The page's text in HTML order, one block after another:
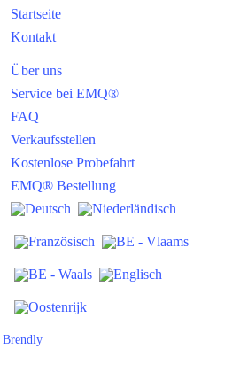
Startseite
Kontakt
Über uns
Service bei EMQ®
FAQ
Verkaufsstellen
Kostenlose Probefahrt
EMQ® Bestellung
Brendly